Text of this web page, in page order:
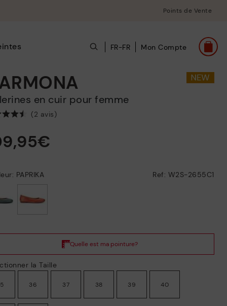
Points de Vente
FR-FR Mon Compte
en cuir pour femme
(2 avis)
PAPRIKA Ref: W2S-2655C1
la Taille
36 37 38 39 40